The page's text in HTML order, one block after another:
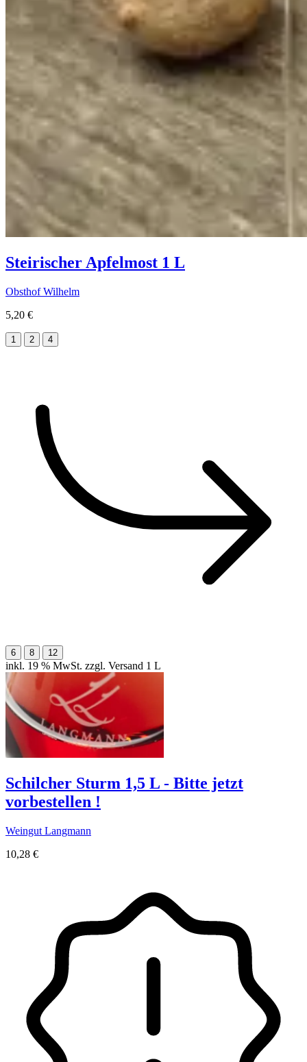
Steirischer Apfelmost 1 L
Obsthof Wilhelm
5,20 €
1 2 4
6 8 12
inkl. 19 % MwSt. zzgl. Versand 1 L
Schilcher Sturm 1,5 L - Bitte jetzt
vorbestellen !
Weingut Langmann
10,28 €